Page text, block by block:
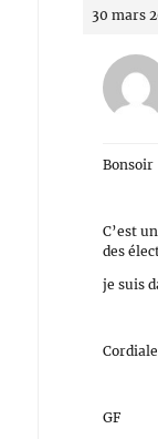
30 mars
Bonsoir
C’est
des
je suis
GF